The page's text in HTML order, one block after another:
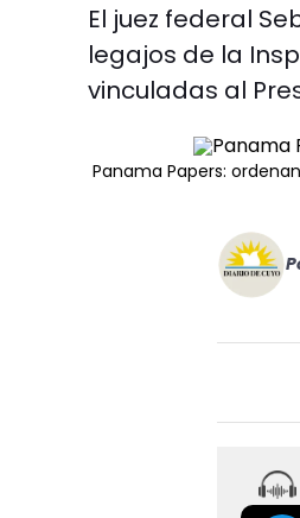
El juez federal
legajos de la
vinculadas al
Panama Papers: